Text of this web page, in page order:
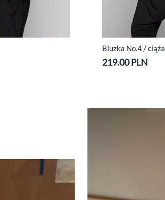
Bluzka No.4 / ciąża
219.00 PLN